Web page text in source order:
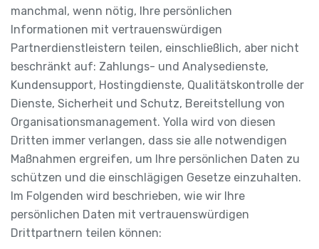
manchmal, wenn nötig, Ihre persönlichen
Informationen mit vertrauenswürdigen
Partnerdienstleistern teilen, einschließlich, aber nicht
beschränkt auf: Zahlungs- und Analysedienste,
Kundensupport, Hostingdienste, Qualitätskontrolle der
Dienste, Sicherheit und Schutz, Bereitstellung von
Organisationsmanagement. Yolla wird von diesen
Dritten immer verlangen, dass sie alle notwendigen
Maßnahmen ergreifen, um Ihre persönlichen Daten zu
schützen und die einschlägigen Gesetze einzuhalten.
Im Folgenden wird beschrieben, wie wir Ihre
persönlichen Daten mit vertrauenswürdigen
Drittpartnern teilen können: